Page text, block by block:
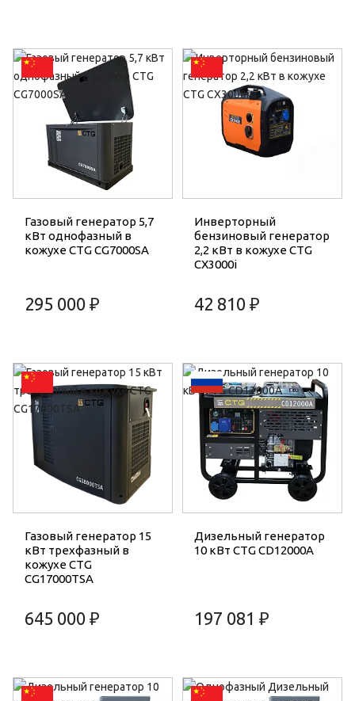
Газовый генератор 5,7
кВт однофазный в
кожухе CTG CG7000SA
295 000 ₽
Инверторный
бензиновый генератор
2,2 кВт в кожухе CTG
CX3000i
42 810 ₽
Газовый генератор 15
кВт трехфазный в
кожухе CTG
CG17000TSA
645 000 ₽
Дизельный генератор
10 кВт CTG CD12000A
197 081 ₽